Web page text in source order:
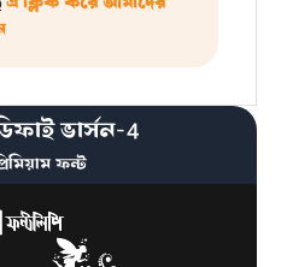
ভার্সন-4
ফন্ট